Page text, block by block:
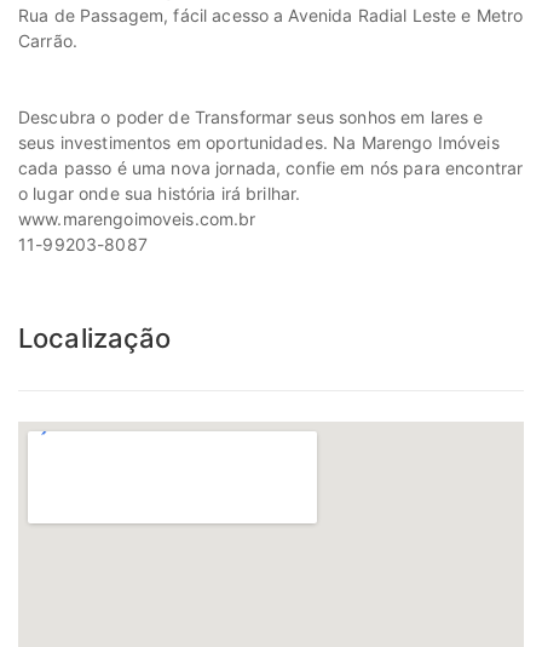
Rua de Passagem, fácil acesso a Avenida Radial Leste e Metro
Carrão.
Descubra o poder de Transformar seus sonhos em lares e
seus investimentos em oportunidades. Na Marengo Imóveis
cada passo é uma nova jornada, confie em nós para encontrar
o lugar onde sua história irá brilhar.
www.marengoimoveis.com.br
11-99203-8087
Localização